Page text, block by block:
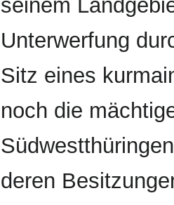
seinem
Unterwerfung
Sitz eines
noch die
deren